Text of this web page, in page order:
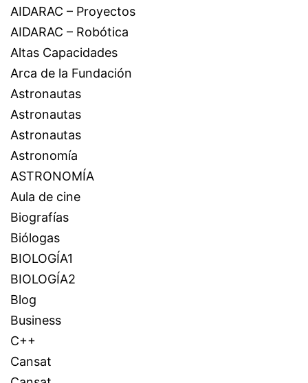
AIDARAC – Proyectos
AIDARAC – Robótica
Altas Capacidades
Arca de la Fundación
Astronautas
Astronautas
Astronautas
Astronomía
ASTRONOMÍA
Aula de cine
Biografías
Biólogas
BIOLOGÍA1
BIOLOGÍA2
Blog
Business
C++
Cansat